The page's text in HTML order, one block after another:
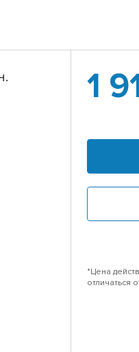
1
*Цена
отличаться